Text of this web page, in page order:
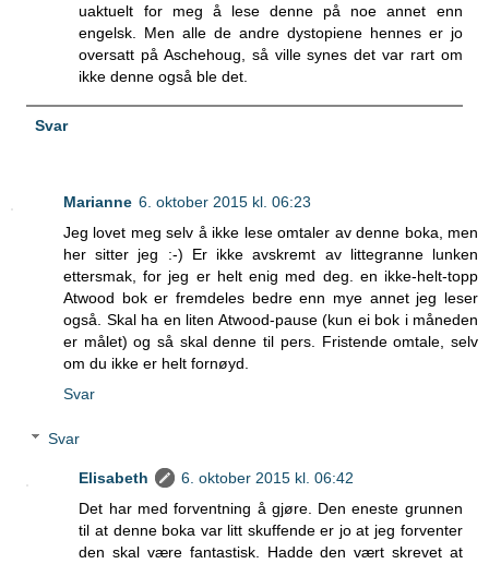
uaktuelt for meg å lese denne på noe annet enn
engelsk. Men alle de andre dystopiene hennes er jo
oversatt på Aschehoug, så ville synes det var rart om
ikke denne også ble det.
Svar
Marianne 6. oktober 2015 kl. 06:23
Jeg lovet meg selv å ikke lese omtaler av denne boka, men
her sitter jeg :-) Er ikke avskremt av littegranne lunken
ettersmak, for jeg er helt enig med deg. en ikke-helt-topp
Atwood bok er fremdeles bedre enn mye annet jeg leser
også. Skal ha en liten Atwood-pause (kun ei bok i måneden
er målet) og så skal denne til pers. Fristende omtale, selv
om du ikke er helt fornøyd.
Svar
Svar
Elisabeth
6. oktober 2015 kl. 06:42
Det har med forventning å gjøre. Den eneste grunnen
til at denne boka var litt skuffende er jo at jeg forventer
den skal være fantastisk. Hadde den vært skrevet at